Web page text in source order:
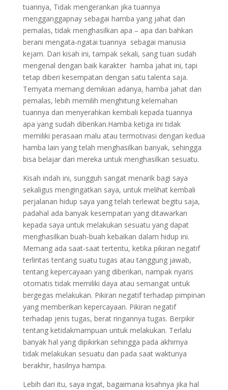
tuannya, Tidak mengerankan jika tuannya
mengganggapnay sebagai hamba yang jahat dan
pemalas, tidak menghasilkan apa – apa dan bahkan
berani mengata-ngatai tuannya sebagai manusia
kejam. Dari kisah ini, tampak sekali, sang tuan sudah
mengenal dengan baik karakter hamba jahat ini, tapi
tetap diberi kesempatan dengan satu talenta saja.
Ternyata memang demikian adanya, hamba jahat dan
pemalas, lebih memilih menghitung kelemahan
tuannya dan menyerahkan kembali kepada tuannya
apa yang sudah diberikan.Hamba ketiga ini tidak
memiliki perasaan malu atau termotivasi dengan kedua
hamba lain yang telah menghasilkan banyak, sehingga
bisa belajar dari mereka untuk menghasilkan sesuatu.
Kisah indah ini, sungguh sangat menarik bagi saya
sekaligus mengingatkan saya, untuk melihat kembali
perjalanan hidup saya yang telah terlewat begitu saja,
padahal ada banyak kesempatan yang ditawarkan
kepada saya untuk melakukan sesuatu yang dapat
menghasilkan buah-buah kebaikan dalam hidup ini.
Memang ada saat-saat tertentu, ketika pikiran negatif
terlintas tentang suatu tugas atau tanggung jawab,
tentang kepercayaan yang diberikan, nampak nyaris
otomatis tidak memiliki daya atau semangat untuk
bergegas melakukan. Pikiran negatif terhadap pimpinan
yang memberikan kepercayaan. Pikiran negatif
terhadap jenis tugas, berat ringannya tugas. Berpikir
tentang ketidakmampuan untuk melakukan. Terlalu
banyak hal yang dipikirkan sehingga pada akhirnya
tidak melakukan sesuatu dan pada saat waktunya
berakhir, hasilnya hampa.
Lebih dari itu, saya ingat, bagaimana kisahnya jika hal